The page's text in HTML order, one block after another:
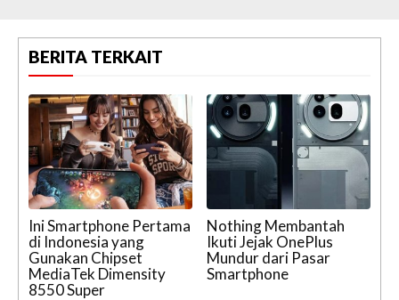
BERITA TERKAIT
Ini Smartphone Pertama
di Indonesia yang
Gunakan Chipset
MediaTek Dimensity
8550 Super
Nothing Membantah
Ikuti Jejak OnePlus
Mundur dari Pasar
Smartphone